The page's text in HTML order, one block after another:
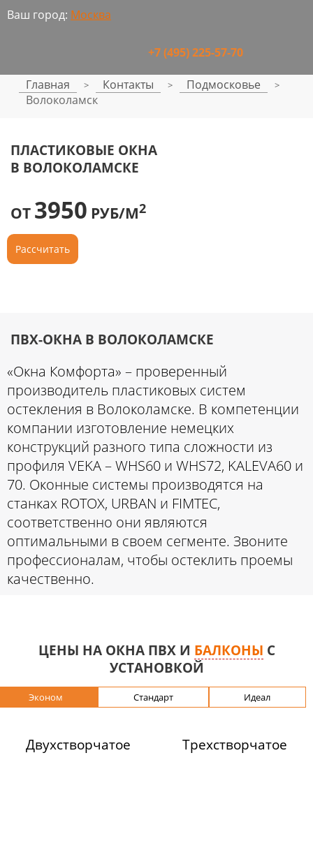
Ваш город: Москва
+7 (495) 225-57-70
Главная > Контакты > Подмосковье >
Волоколамск
ПЛАСТИКОВЫЕ ОКНА
В ВОЛОКОЛАМСКЕ
ОТ 3950 РУБ/М2
Рассчитать
ПВХ-ОКНА В ВОЛОКОЛАМСКЕ
«Окна Комфорта» – проверенный
производитель пластиковых систем
остекления в Волоколамске. В компетенции
компании изготовление немецких
конструкций разного типа сложности из
профиля VEKA – WHS60 и WHS72, KALEVA60 и
70. Оконные системы производятся на
станках ROTOX, URBAN и FIMTEC,
соответственно они являются
оптимальными в своем сегменте. Звоните
профессионалам, чтобы остеклить проемы
качественно.
ЦЕНЫ НА ОКНА ПВХ И БАЛКОНЫ С
УСТАНОВКОЙ
Эконом Стандарт Идеал
Двухстворчатое Трехстворчатое